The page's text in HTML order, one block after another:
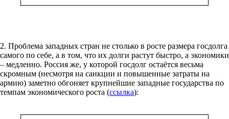
2. Проблема западных стран не столько в росте размера госдолга
самого по себе, а в том, что их долги растут быстро, а экономики
– медленно. Россия же, у которой госдолг остаётся весьма
скромным (несмотря на санкции и повышенные затраты на
армию) заметно обгоняет крупнейшие западные государства по
темпам экономического роста (ссылка):